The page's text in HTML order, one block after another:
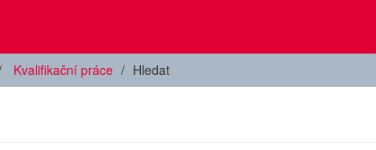
Kvalifikační práce Hledat